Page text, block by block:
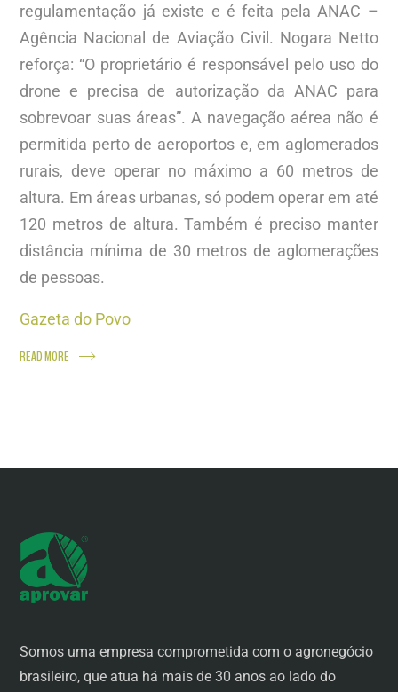
regulamentação já existe e é feita pela ANAC –
Agência Nacional de Aviação Civil. Nogara Netto
reforça: “O proprietário é responsável pelo uso do
drone e precisa de autorização da ANAC para
sobrevoar suas áreas”. A navegação aérea não é
permitida perto de aeroportos e, em aglomerados
rurais, deve operar no máximo a 60 metros de
altura. Em áreas urbanas, só podem operar em até
120 metros de altura. Também é preciso manter
distância mínima de 30 metros de aglomerações
de pessoas.
Gazeta do Povo
READ MORE
Somos uma empresa comprometida com o agronegócio
brasileiro, que atua há mais de 30 anos ao lado do